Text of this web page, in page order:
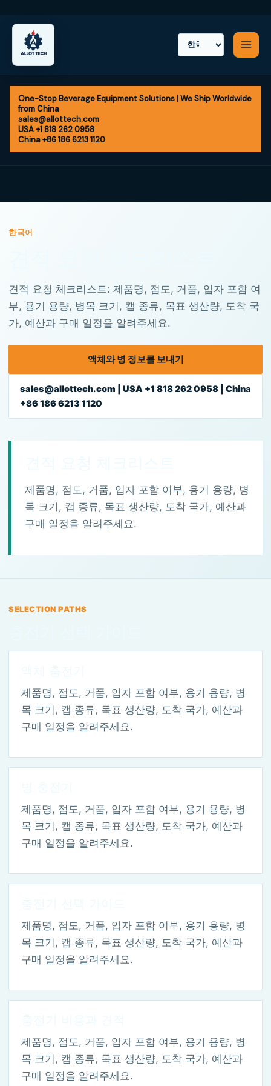
content
One-Stop Beverage Equipment Solutions | We Ship Worldwide
from China
sales@allottech.com
USA +1 818 262 0958
China +86 186 6213 1120
한국어
견적 요청 체크리스트: 제품명, 점도, 거품, 입자 포함 여
부, 용기 용량, 병목 크기, 캡 종류, 목표 생산량, 도착 국
가, 예산과 구매 일정을 알려주세요.
액체와 병 정보를 보내기
sales@allottech.com | USA +1 818 262 0958 | China
+86 186 6213 1120
제품명, 점도, 거품, 입자 포함 여부, 용기 용량, 병
목 크기, 캡 종류, 목표 생산량, 도착 국가, 예산과
구매 일정을 알려주세요.
SELECTION PATHS
제품명, 점도, 거품, 입자 포함 여부, 용기 용량, 병
목 크기, 캡 종류, 목표 생산량, 도착 국가, 예산과
구매 일정을 알려주세요.
제품명, 점도, 거품, 입자 포함 여부, 용기 용량, 병
목 크기, 캡 종류, 목표 생산량, 도착 국가, 예산과
구매 일정을 알려주세요.
제품명, 점도, 거품, 입자 포함 여부, 용기 용량, 병
목 크기, 캡 종류, 목표 생산량, 도착 국가, 예산과
구매 일정을 알려주세요.
제품명, 점도, 거품, 입자 포함 여부, 용기 용량, 병
목 크기, 캡 종류, 목표 생산량, 도착 국가, 예산과
구매 일정을 알려주세요.